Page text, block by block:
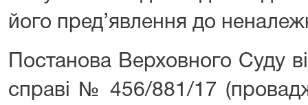
його пред’явлення до
Постанова Верховного Суду
справі № 456/881/17